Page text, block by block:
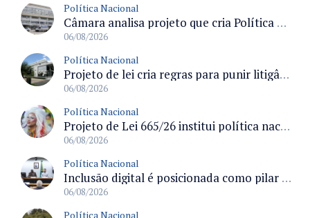
Política Nacional
Câmara analisa projeto que cria Política Nacional de Qualificação e Valorização da Preceptoria na Residência Médica
06/08/2026
Política Nacional
Projeto de lei cria regras para punir litigância abusiva reversa e integrar sistemas do Judiciário
06/08/2026
Política Nacional
Projeto de Lei 665/26 institui política nacional para prevenção ao transfeminicídio e prevê medidas de proteção e reparação
06/08/2026
Política Nacional
Inclusão digital é posicionada como pilar essencial da reurbanização de favelas e periferias
06/08/2026
Política Nacional